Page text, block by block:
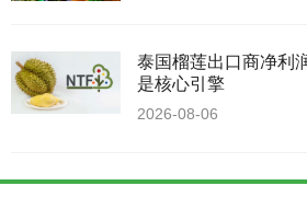
泰国榴莲出口商净利
是核心引擎
2026-08-06